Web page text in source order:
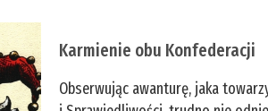
Karmienie obu Konfederacji
Obserwując awanturę, jaka